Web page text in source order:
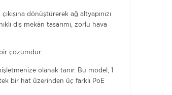
dönüştürerek ağ altyapınızı
dış mekân tasarımı, zorlu hava
çözümdür.
olanak tanır. Bu model, 1
bir hat üzerinden üç farklı PoE